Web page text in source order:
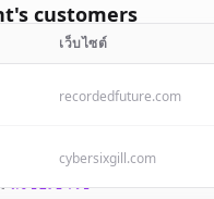
's customers
customersofFlashpoint
to get started.
ลงชื่อเข้าใช้
เว็บไซต์
recordedfuture.com
cybersixgill.com